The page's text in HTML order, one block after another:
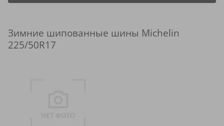
Зимние шипованные шины Michelin
225/50R17